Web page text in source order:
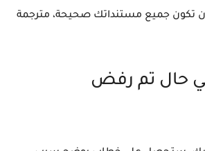
تكون جميع مستنداتك صحيحة، مترجمة
حال تم رفض